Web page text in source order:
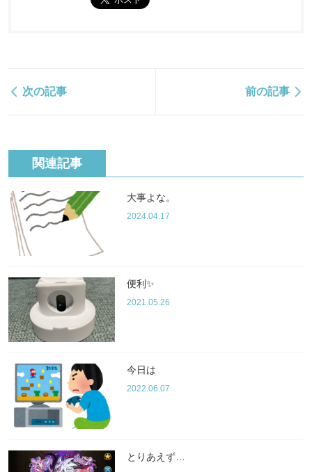
次の記事 前の記事
関連記事
大事よな。
2024.04.17
便利✨
2021.05.26
今日は
2022.06.07
とりあえず…